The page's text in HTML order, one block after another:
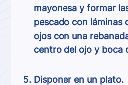
mayonesa y formar
pescado con láminas
ojos con una
centro del ojo y boca
Disponer en un plato.